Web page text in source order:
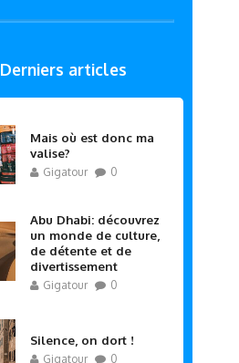
Derniers articles
Mais où est donc ma
valise?
Gigatour 0
Abu Dhabi: découvrez
un monde de culture,
de détente et de
divertissement
Gigatour 0
Silence, on dort !
Gigatour 0